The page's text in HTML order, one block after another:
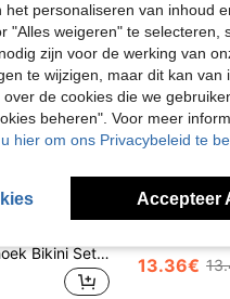
KIZN Halter Driehoek Bikini Set Met Contrast Kant Trim En Zij-Strik Broekje Voor Strand En Zomervakantie
21
13.36€
het personaliseren van inhoud
"Alles weigeren" te
zijn voor de werking van
te wijzigen, maar dit kan
de cookies die we
beheren". Voor meer
hier om ons Privacybeleid te
Accepteer